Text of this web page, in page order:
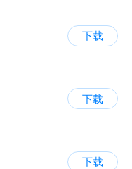
下载
下载
下载